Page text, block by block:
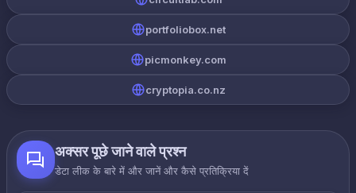
portfoliobox.net
picmonkey.com
cryptopia.co.nz
अक्सर पूछे जाने वाले प्रश्न
डेटा लीक के बारे में और जानें और कैसे प्रतिक्रिया दें